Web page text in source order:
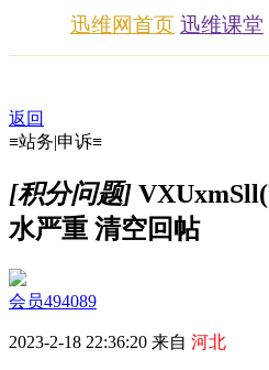
迅维网首页 迅维课堂
返回
≡站务|申诉≡
[积分问题]
水严重 清空回帖
会员494089
2023-2-18 22:36:20 来自 河北